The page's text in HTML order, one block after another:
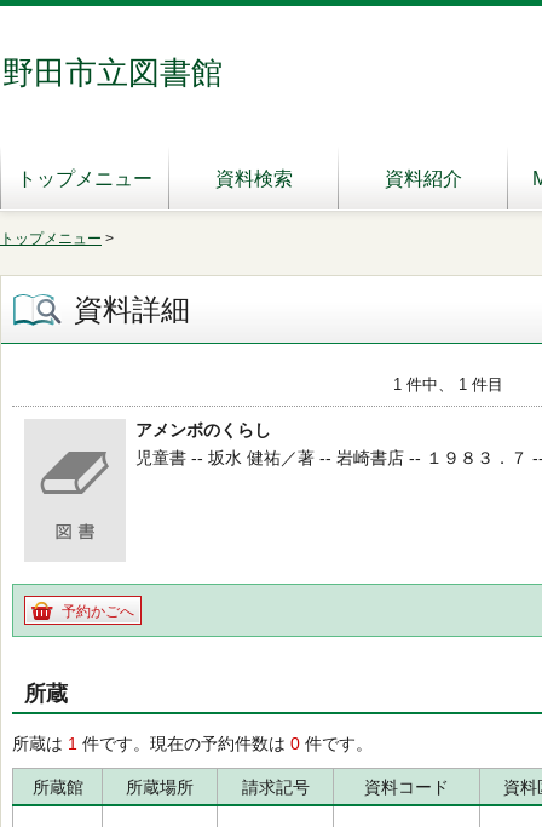
野田市立図書館
トップメニュー 資料検索 資料紹介
トップメニュー >
資料詳細
1 件中、 1 件目
アメンボのくらし
児童書 -- 坂水 健祐／著 -- 岩崎書店 -- １９８３．７
予約かごへ
所蔵
所蔵は 1 件です。現在の予約件数は 0 件です。
所蔵館 所蔵場所 請求記号 資料コード 資料